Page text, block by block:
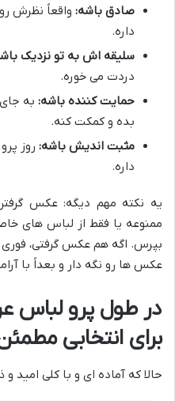
صادق باشه: واقعاً نظرش
داره.
سلیقه اش به تو نزدیک
دردت می خوره.
حمایت کننده باشه: به
بده و کمکت کنه.
مثبت اندیش باشه: روز
داره.
یه نکته مهم دیگه: عکس
ممنوعه یا فقط از لباس های
بپرس. اگه هم عکس گرفتی،
عکس ها رو نگه دار و بعداً با
در طول پرو لباس
برای انتخابی
حالا که آماده ای و با کلی امید